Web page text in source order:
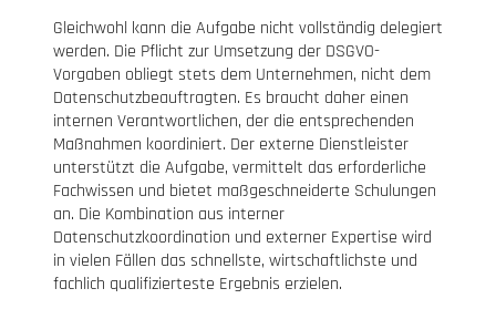
Gleichwohl kann die Aufgabe nicht vollständig delegiert
werden. Die Pflicht zur Umsetzung der DSGVO-
Vorgaben obliegt stets dem Unternehmen, nicht dem
Datenschutzbeauftragten. Es braucht daher einen
internen Verantwortlichen, der die entsprechenden
Maßnahmen koordiniert. Der externe Dienstleister
unterstützt die Aufgabe, vermittelt das erforderliche
Fachwissen und bietet maßgeschneiderte Schulungen
an. Die Kombination aus interner
Datenschutzkoordination und externer Expertise wird
in vielen Fällen das schnellste, wirtschaftlichste und
fachlich qualifizierteste Ergebnis erzielen.